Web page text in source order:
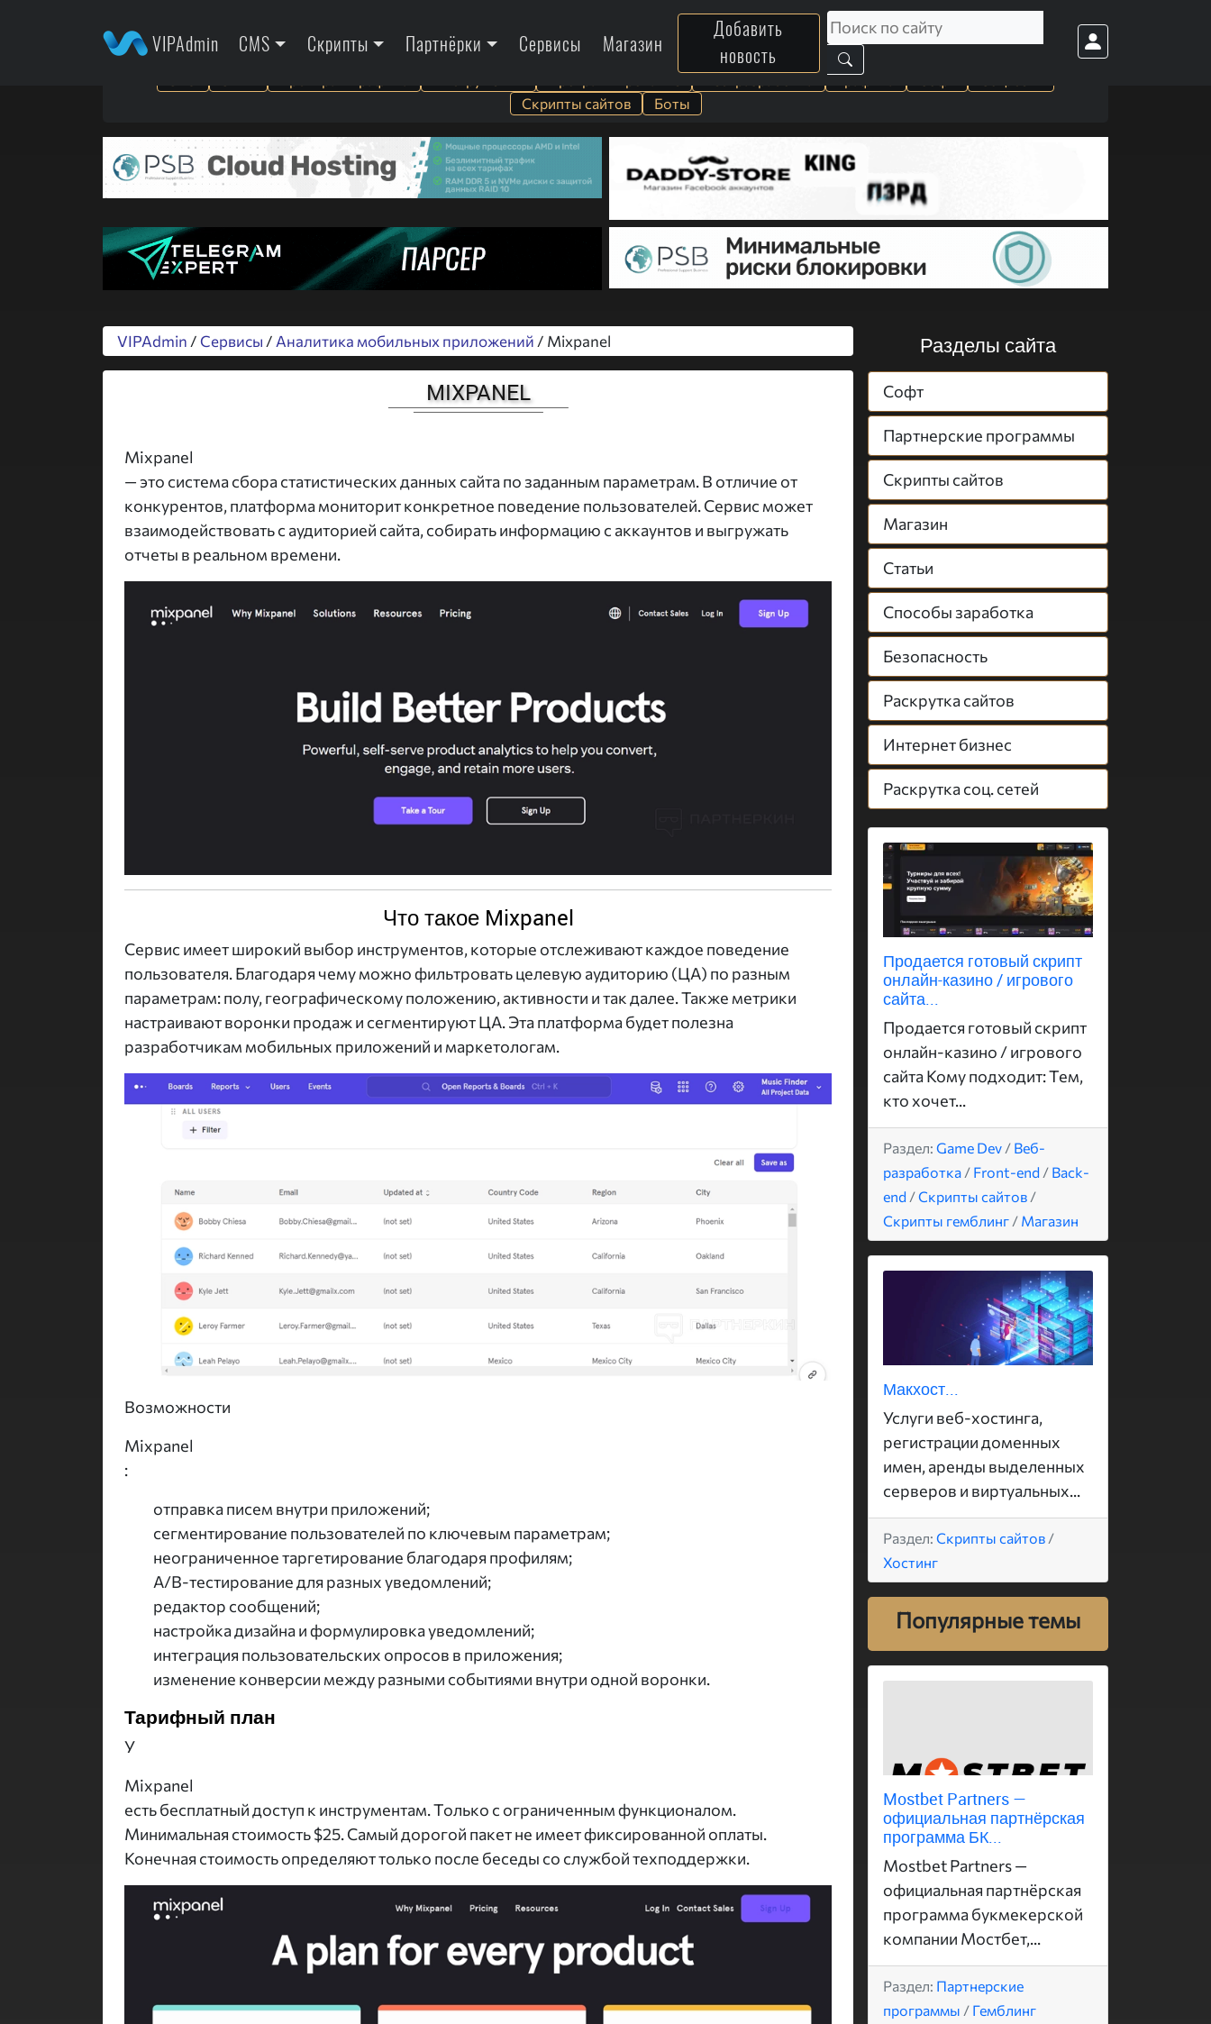
VIPAdmin CMS Скрипты Партнёрки Сервисы Магазин
Добавить
новость
Графика
Скрипты сайтов
Боты
VIPAdmin / Сервисы / Аналитика мобильных приложений / Mixpanel
MIXPANEL
Mixpanel
— это система сбора статистических данных сайта по заданным параметрам. В отличие от
конкурентов, платформа мониторит конкретное поведение пользователей. Сервис может
взаимодействовать с аудиторией сайта, собирать информацию с аккаунтов и выгружать
отчеты в реальном времени.
Что такое Mixpanel
Сервис имеет широкий выбор инструментов, которые отслеживают каждое поведение
пользователя. Благодаря чему можно фильтровать целевую аудиторию (ЦА) по разным
параметрам: полу, географическому положению, активности и так далее. Также метрики
настраивают воронки продаж и сегментируют ЦА. Эта платформа будет полезна
разработчикам мобильных приложений и маркетологам.
Возможности
Mixpanel
:
отправка писем внутри приложений;
сегментирование пользователей по ключевым параметрам;
неограниченное таргетирование благодаря профилям;
A/B-тестирование для разных уведомлений;
редактор сообщений;
настройка дизайна и формулировка уведомлений;
интеграция пользовательских опросов в приложения;
изменение конверсии между разными событиями внутри одной воронки.
Тарифный план
У
Mixpanel
есть бесплатный доступ к инструментам. Только с ограниченным функционалом.
Минимальная стоимость $25. Самый дорогой пакет не имеет фиксированной оплаты.
Конечная стоимость определяют только после беседы со службой техподдержки.
Разделы сайта
Софт
Партнерские программы
Скрипты сайтов
Магазин
Статьи
Способы заработка
Безопасность
Раскрутка сайтов
Интернет бизнес
Раскрутка соц. сетей
Продается готовый скрипт
онлайн-казино / игрового
сайта...
Продается готовый скрипт
онлайн-казино / игрового
сайта Кому подходит: Тем,
кто хочет...
Раздел: Game Dev / Веб-
разработка / Front-end / Back-
end /Скрипты сайтов /
Скрипты гемблинг / Магазин
Макхост...
Услуги веб-хостинга,
регистрации доменных
имен, аренды выделенных
серверов и виртуальных...
Раздел: Скрипты сайтов /
Хостинг
Популярные темы
Mostbet Partners —
официальная партнёрская
программа БК...
Mostbet Partners —
официальная партнёрская
программа букмекерской
компании Мостбет,...
Раздел: Партнерские
программы / Гемблинг